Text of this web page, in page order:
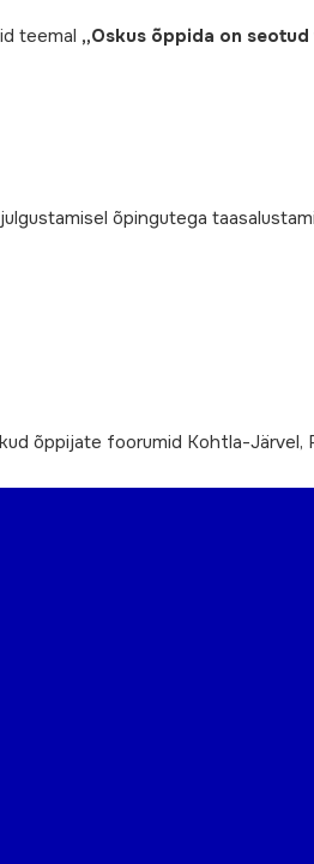
teemal „Oskus õppida on
õpingutega
õppijate foorumid Kohtla-Järvel,